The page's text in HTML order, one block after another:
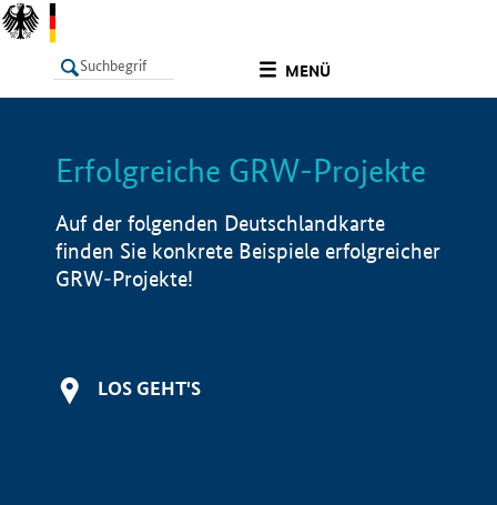
MENÜ
LISTE Info
Erfolgreiche GRW-Projekte
Auf der folgenden Deutschlandkarte
finden Sie konkrete Beispiele erfolgreicher
GRW-Projekte!
LOS GEHT'S